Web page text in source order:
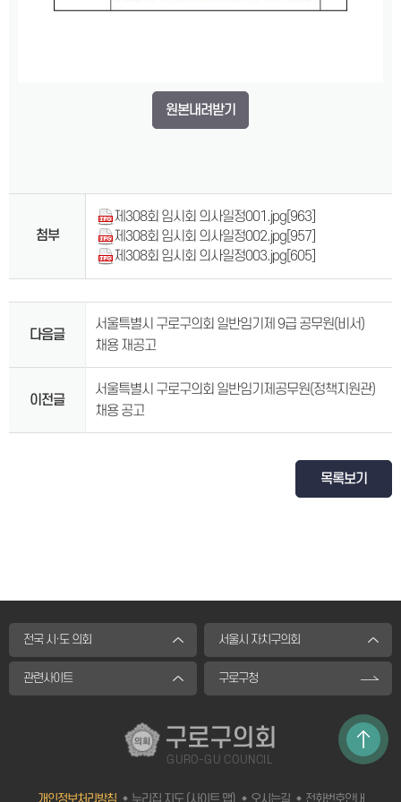
원본내려받기
첨부
제308회 임시회 의사일정001.jpg [963]
제308회 임시회 의사일정002.jpg [957]
제308회 임시회 의사일정003.jpg [605]
다음글
서울특별시 구로구의회 일반임기제 9급 공무원(비서)
채용 재공고
이전글
서울특별시 구로구의회 일반임기제공무원(정책지원관)
채용 공고
목록보기
전국 시·도 의회 서울시 자치구의회
관련사이트 구로구청
구로구의회
GURO-GU COUNCIL
개인정보처리방침 누리집 지도 (사이트 맵) 오시는길 전화번호안내